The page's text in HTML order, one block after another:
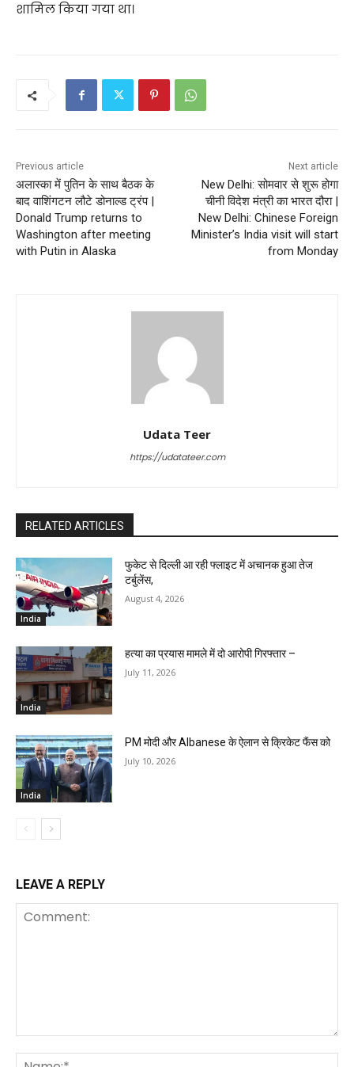
शामिल किया गया था।
Previous article
अलास्का में पुतिन के साथ बैठक के
बाद वाशिंगटन लौटे डोनाल्ड ट्रंप |
Donald Trump returns to
Washington after meeting
with Putin in Alaska
Next article
New Delhi: सोमवार से शुरू होगा
चीनी विदेश मंत्री का भारत दौरा |
New Delhi: Chinese Foreign
Minister’s India visit will start
from Monday
Udata Teer
https://udatateer.com
RELATED ARTICLES
India
फुकेट से दिल्ली आ रही फ्लाइट में अचानक हुआ तेज
टर्बुलेंस,
August 4, 2026
India
हत्या का प्रयास मामले में दो आरोपी गिरफ्तार –
July 11, 2026
India
PM मोदी और Albanese के ऐलान से क्रिकेट फैंस को
July 10, 2026
LEAVE A REPLY